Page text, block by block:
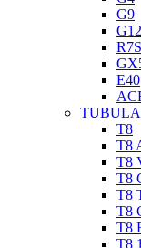
G9
G12
R7S
E40
T8
T8
T8
T8
T8
T8
T8
T8